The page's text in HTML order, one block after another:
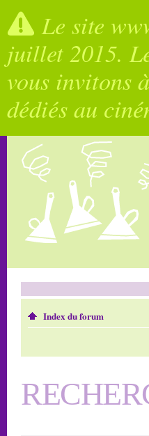
Le site
juillet 2015.
vous invitons
dédiés au
Index du forum